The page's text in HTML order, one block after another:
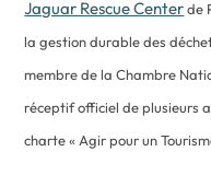
Jaguar Rescue Centerde
la gestion durable des
membre de la Chambre
réceptif officiel de plusieurs
charte « Agir pour un